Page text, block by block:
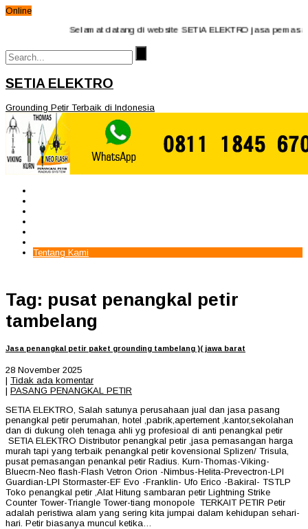
Online
Selamat datang di website SETIA ELEKTRO jasa
SETIA ELEKTRO
Grounding Petir Terbaik di Indonesia
Tentang Kami
Tag: pusat penangkal petir
tambelang
Jasa penangkal petir paket grounding tambelang )( jawa barat
28 November 2025
| Tidak ada komentar
| PASANG PENANGKAL PETIR
SETIA ELEKTRO, Salah satunya perusahaan jual dan jasa pasang
penangkal petir perumahan, hotel ,pabrik,apertement ,kantor,sekolahan
dan di dukung oleh tenaga ahli yg profesioal di anti penangkal petir
SETIA ELEKTRO Distributor penangkal petir ,jasa pemasangan harga
murah tapi yang terbaik penangkal petir kovensional Splizen/ Trisula,
pusat pemasangan penankal petir Radius. Kurn-Thomas-Viking-
Bluecrn-Neo flash-Flash Vetron Orion -Nimbus-Helita-Prevectron-LPI
Guardian-LPI Stormaster-EF Evo -Franklin- Ufo Erico -Bakiral- TSTLP
Toko penangkal petir ,Alat Hitung sambaran petir Lightning Strike
Counter Tower-Triangle Tower-tiang monopole TERKAIT PETIR Petir
adalah peristiwa alam yang sering kita jumpai dalam kehidupan sehari-
hari. Petir biasanya muncul ketika…